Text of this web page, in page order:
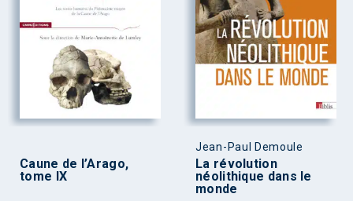
Caune de l’Arago,
tome IX
Jean-Paul Demoule
La révolution
néolithique dans le
monde